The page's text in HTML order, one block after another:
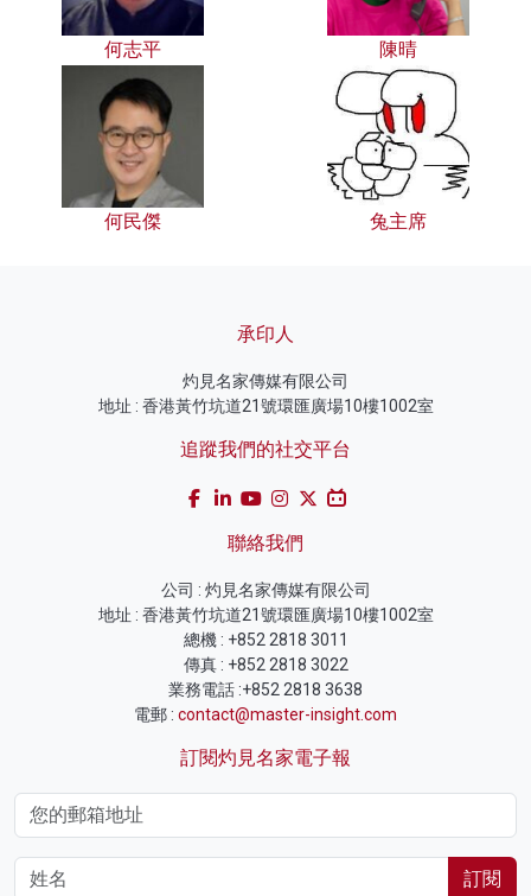
何志平 陳晴
何民傑 兔主席
承印人
灼見名家傳媒有限公司
地址 : 香港黃竹坑道21號環匯廣場10樓1002室
追蹤我們的社交平台
聯絡我們
公司 : 灼見名家傳媒有限公司
地址 : 香港黃竹坑道21號環匯廣場10樓1002室
總機 : +852 2818 3011
傳真 : +852 2818 3022
業務電話 :+852 2818 3638
電郵 : contact@master-insight.com
訂閱灼見名家電子報
訂閱